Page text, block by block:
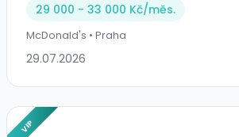
29 000 - 33 000 Kč/měs.
McDonald's • Praha
29.07.2026
VIP